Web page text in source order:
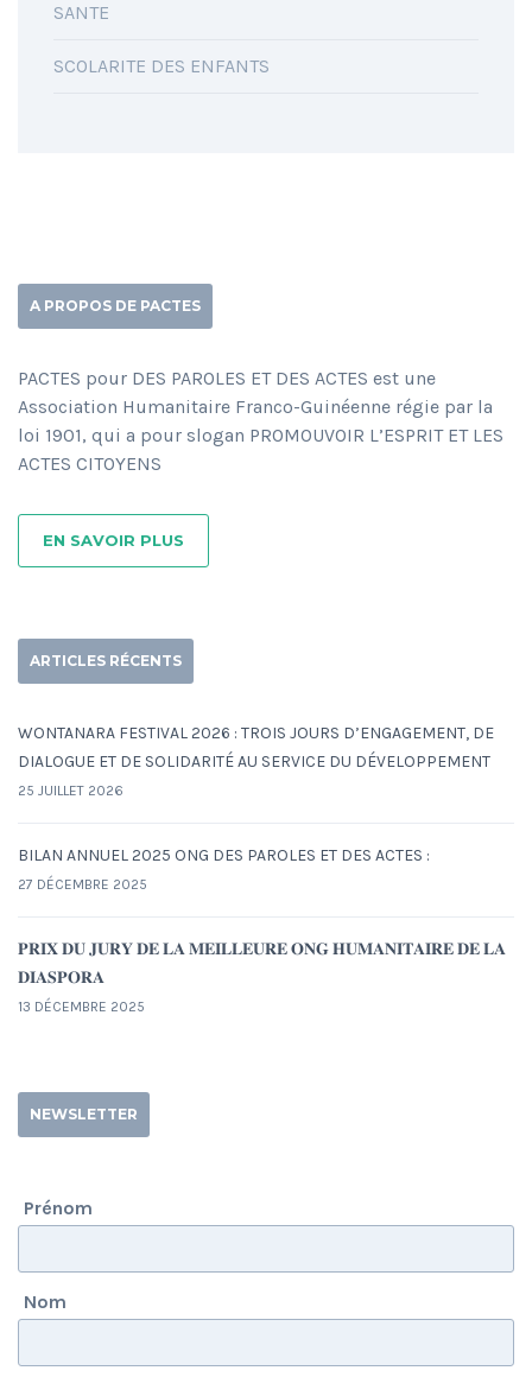
SANTE
SCOLARITE DES ENFANTS
A PROPOS DE PACTES
PACTES pour DES PAROLES ET DES ACTES est une
Association Humanitaire Franco-Guinéenne régie par la
loi 1901, qui a pour slogan PROMOUVOIR L’ESPRIT ET LES
ACTES CITOYENS
EN SAVOIR PLUS
ARTICLES RÉCENTS
WONTANARA FESTIVAL 2026 : TROIS JOURS D’ENGAGEMENT, DE
DIALOGUE ET DE SOLIDARITÉ AU SERVICE DU DÉVELOPPEMENT
25 JUILLET 2026
BILAN ANNUEL 2025 ONG DES PAROLES ET DES ACTES :
27 DÉCEMBRE 2025
𝐏𝐑𝐈𝐗 𝐃𝐔 𝐉𝐔𝐑𝐘 𝐃𝐄 𝐋𝐀 𝐌𝐄𝐈𝐋𝐋𝐄𝐔𝐑𝐄 𝐎𝐍𝐆 𝐇𝐔𝐌𝐀𝐍𝐈𝐓𝐀𝐈𝐑𝐄 𝐃𝐄 𝐋𝐀
𝐃𝐈𝐀𝐒𝐏𝐎𝐑𝐀
13 DÉCEMBRE 2025
NEWSLETTER
Prénom
Nom